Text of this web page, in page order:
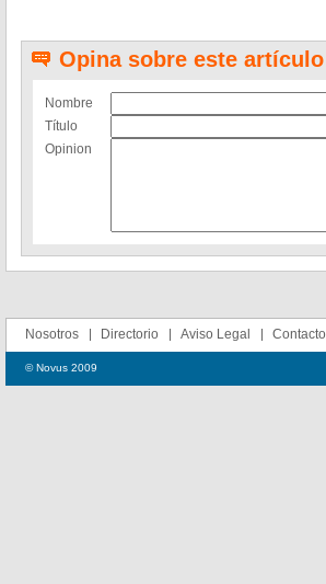
Opina sobre este artículo
Nombre
Título
Opinion
Nosotros Directorio Aviso Legal Contacto
© Novus 2009